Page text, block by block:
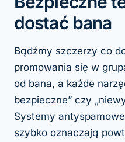
dostać bana
Bądźmy szczerzy co
promowania się w
od bana, a każde
bezpieczne” czy
Systemy
szybko oznaczają